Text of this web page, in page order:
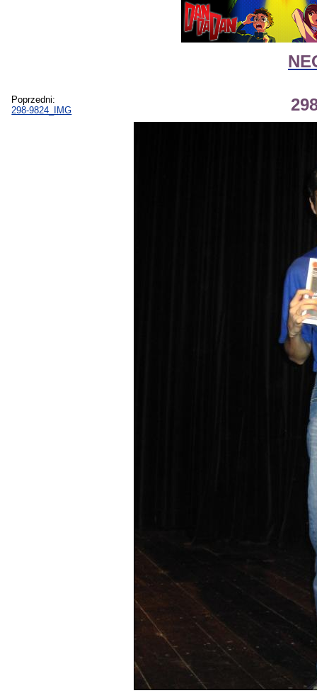
Poprzedni:
298-9824_IMG